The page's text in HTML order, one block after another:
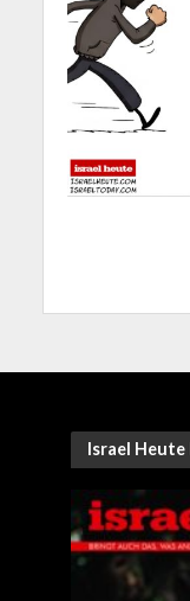
Israel Heute